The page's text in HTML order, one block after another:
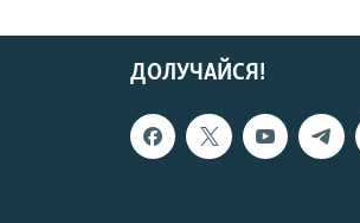
ДОЛУЧАЙСЯ!